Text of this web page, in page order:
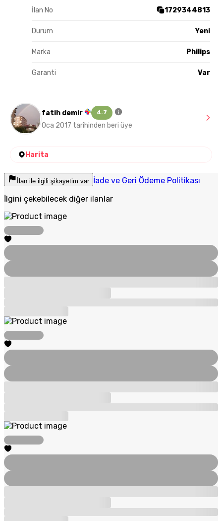
İlan No 1729344813
Durum Yeni
Marka Philips
Garanti Var
fatih demir 4.7
Oca 2017 tarihinden beri üye
Harita
İlan ile ilgili şikayetim var İade ve Geri Ödeme Politikası
İlgini çekebilecek diğer ilanlar